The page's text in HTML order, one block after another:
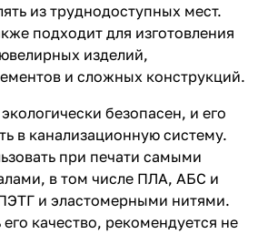
из труднодоступных мест.
подходит для изготовления
изделий,
и сложных конструкций.
безопасен, и его
в канализационную систему.
при печати самыми
в том числе ПЛА, АБС и
и эластомерными нитями.
качество, рекомендуется не